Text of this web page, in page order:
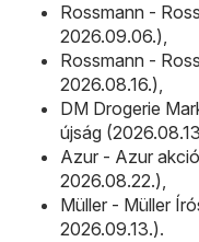
Rossmann -
2026.09.06.),
Rossmann -
2026.08.16.),
DM Drogerie
újság
Azur - Azur
2026.08.22.),
Müller - Müller
2026.09.13.).